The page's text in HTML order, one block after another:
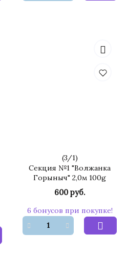
(3/1)
Секция №1 "Волжанка
Горыныч" 2,0м 100g
600 руб.
6 бонусов при покупке!